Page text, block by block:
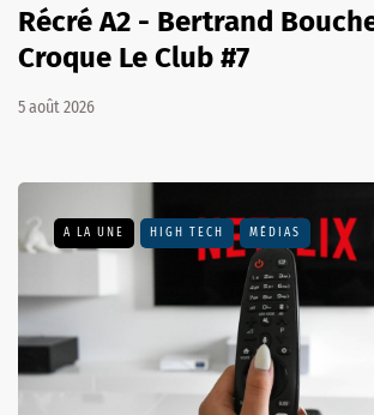
Récré A2 - Bertrand
Croque Le Club #7
5 août 2026
A LA UNE HIGH TECH MÉDIAS